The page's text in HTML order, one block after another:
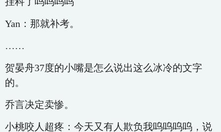
Yan：那就补考。
……
贺晏舟37度的小嘴是怎么说出这么冰冷的文字
的。
乔言决定卖惨。
小桃咬人超疼：今天又有人欺负我呜呜呜呜，说